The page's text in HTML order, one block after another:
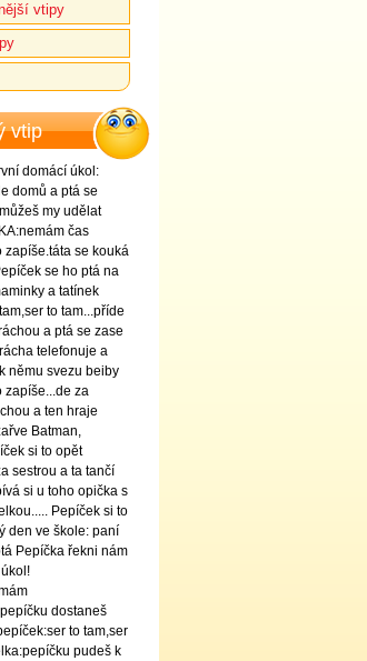
vtipy
vtip
domácí úkol:
domů a ptá se
my udělat
čas
zapíše.táta se kouká
se ho ptá na
a tatínek
to tam...příde
a ptá se zase
telefonuje a
němu svezu beiby
zapíše...de za
a ten hraje
Batman,
si to opět
sestrou a ta tančí
si u toho opička s
Pepíček si to
den ve škole: paní
Pepíčka řekni nám
dostaneš
to tam,ser
pudeš k